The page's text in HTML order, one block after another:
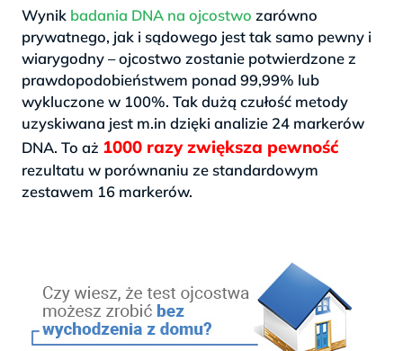
Wynik badania DNA na ojcostwo zarówno
prywatnego, jak i sądowego jest tak samo pewny i
wiarygodny – ojcostwo zostanie potwierdzone z
prawdopodobieństwem ponad 99,99% lub
wykluczone w 100%. Tak dużą czułość metody
uzyskiwana jest m.in dzięki analizie 24 markerów
DNA. To aż 1000 razy zwiększa pewność
rezultatu w porównaniu ze standardowym
zestawem 16 markerów.